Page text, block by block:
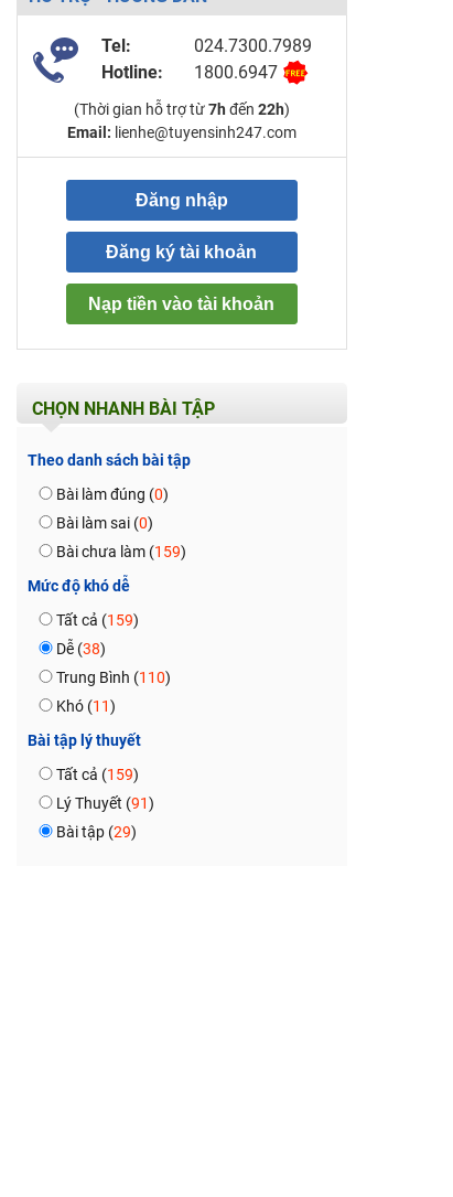
Tel:
024.7300.7989
Hotline:
1800.6947
(Thời gian hỗ trợ từ7h đến 22h)
Email: lienhe@tuyensinh247.com
Đăng nhập
Đăng ký tài khoản
Nạp tiền vào tài khoản
CHỌN NHANH BÀI TẬP
Theo danh sách bài tập
Bài làm đúng (0)
Bài làm sai (0)
Bài chưa làm (159)
Mức độ khó dễ
Tất cả (159)
Dễ (38)
Trung Bình (110)
Khó (11)
Bài tập lý thuyết
Tất cả (159)
Lý Thuyết (91)
Bài tập (29)